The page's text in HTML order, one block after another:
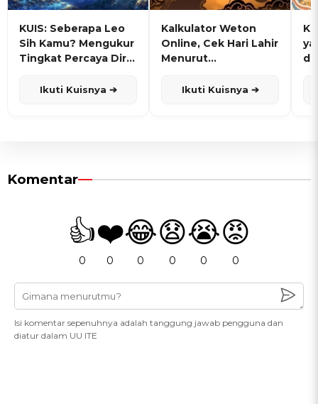
KUIS: Seberapa Leo
Sih Kamu? Mengukur
Tingkat Percaya Diri
Ikuti Kuisnya ➔
Kalkulator Weton
Online, Cek Hari Lahir
Menurut
Ikuti Kuisnya ➔
Komentar
👍
0
❤️
0
😂
0
😧
0
😭
0
😡
0
Isi komentar sepenuhnya adalah tanggung jawab pengguna dan
diatur dalam UU ITE